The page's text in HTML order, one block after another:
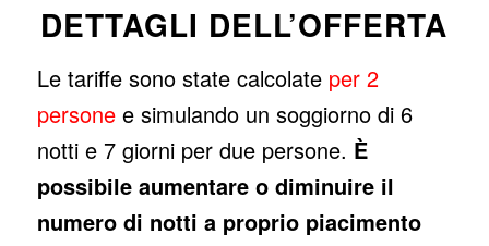
DETTAGLI DELL’OFFERTA
Le tariffe sono state calcolate per 2
personee simulando un soggiorno di 6
notti e 7 giorni per due persone. È
possibile aumentare o diminuire il
numero di notti a proprio piacimento